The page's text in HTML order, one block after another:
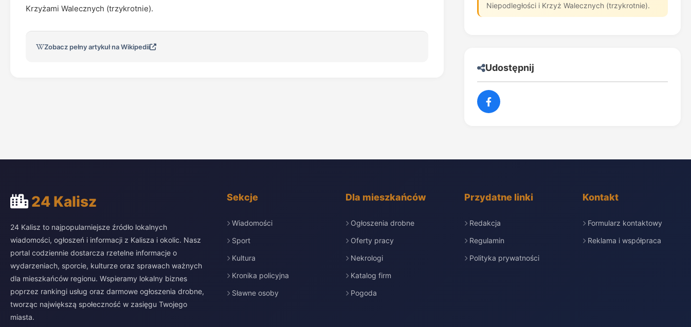
Krzyżami Walecznych (trzykrotnie).
Zobacz pełny artykuł na Wikipedii
Niepodległości i Krzyż Walecznych (trzykrotnie).
Udostępnij
24 Kalisz
24 Kalisz to najpopularniejsze źródło lokalnych
wiadomości, ogłoszeń i informacji z Kalisza i okolic. Nasz
portal codziennie dostarcza rzetelne informacje o
wydarzeniach, sporcie, kulturze oraz sprawach ważnych
dla mieszkańców regionu. Wspieramy lokalny biznes
poprzez rankingi usług oraz darmowe ogłoszenia drobne,
tworząc największą społeczność w zasięgu Twojego
miasta.
Sekcje
Wiadomości
Sport
Kultura
Kronika policyjna
Sławne osoby
Dla mieszkańców
Ogłoszenia drobne
Oferty pracy
Nekrologi
Katalog firm
Pogoda
Przydatne linki
Redakcja
Regulamin
Polityka prywatności
Kontakt
Formularz kontaktowy
Reklama i współpraca